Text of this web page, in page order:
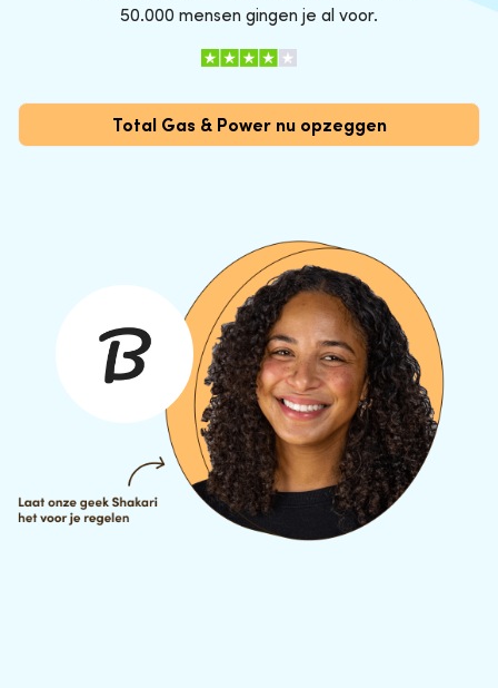
50.000 mensen gingen je al voor.
Total Gas & Power nu opzeggen